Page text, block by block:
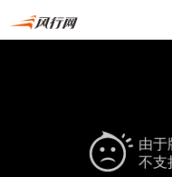
由于
不支